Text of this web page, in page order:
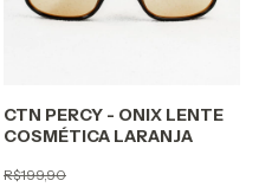
CTN PERCY - ONIX LENTE
COSMÉTICA LARANJA
R$199,90